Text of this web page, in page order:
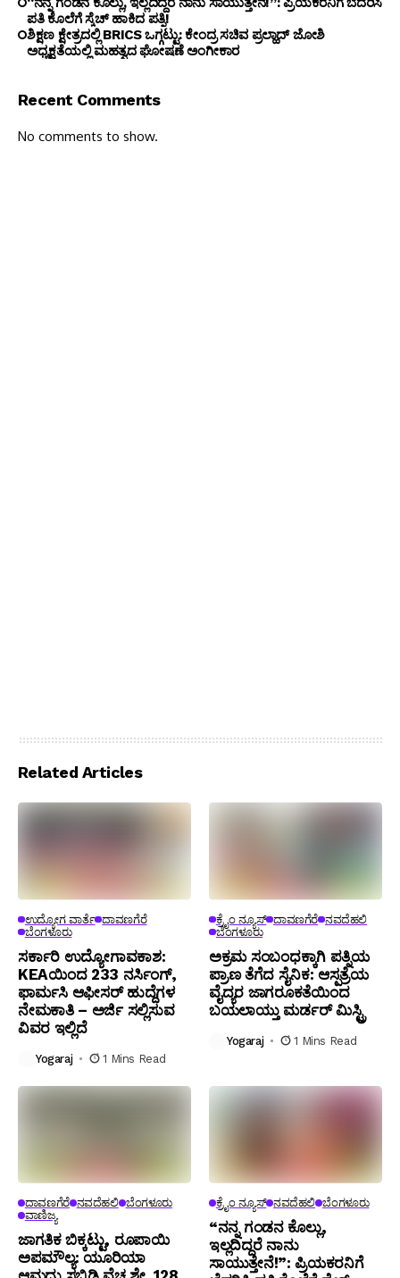
ಪತಿ ಕೊಲೆಗೆ ಸ್ಕೆಚ್ ಹಾಕಿದ ಪತ್ನಿ!
ಶಿಕ್ಷಣ ಕ್ಷೇತ್ರದಲ್ಲಿ BRICS ಒಗ್ಗಟ್ಟು: ಕೇಂದ್ರ ಸಚಿವ ಪ್ರಲ್ಹಾದ್ ಜೋಶಿ
ಅಧ್ಯಕ್ಷತೆಯಲ್ಲಿ ಮಹತ್ವದ ಘೋಷಣೆ ಅಂಗೀಕಾರ
Recent Comments
No comments to show.
Related Articles
ಉದ್ಯೋಗ ವಾರ್ತೆ ದಾವಣಗೆರೆ
ಬೆಂಗಳೂರು
ಸರ್ಕಾರಿ ಉದ್ಯೋಗಾವಕಾಶ:
KEAಯಿಂದ 233 ನರ್ಸಿಂಗ್,
ಫಾರ್ಮಸಿ ಆಫೀಸರ್ ಹುದ್ದೆಗಳ
ನೇಮಕಾತಿ – ಅರ್ಜಿ ಸಲ್ಲಿಸುವ
ವಿವರ ಇಲ್ಲಿದೆ
Yogaraj 1 Mins Read
ಕ್ರೈಂ ನ್ಯೂಸ್ ದಾವಣಗೆರೆ ನವದೆಹಲಿ
ಬೆಂಗಳೂರು
ಅಕ್ರಮ ಸಂಬಂಧಕ್ಕಾಗಿ ಪತ್ನಿಯ
ಪ್ರಾಣ ತೆಗೆದ ಸೈನಿಕ: ಆಸ್ಪತ್ರೆಯ
ವೈದ್ಯರ ಜಾಗರೂಕತೆಯಿಂದ
ಬಯಲಾಯ್ತು ಮರ್ಡರ್ ಮಿಸ್ಟ್ರಿ
Yogaraj 1 Mins Read
ದಾವಣಗೆರೆ ನವದೆಹಲಿ ಬೆಂಗಳೂರು
ವಾಣಿಜ್ಯ
ಜಾಗತಿಕ ಬಿಕ್ಕಟ್ಟು, ರೂಪಾಯಿ
ಅಪಮೌಲ್ಯ: ಯೂರಿಯಾ
ಕ್ರೈಂ ನ್ಯೂಸ್ ನವದೆಹಲಿ ಬೆಂಗಳೂರು
“ನನ್ನ ಗಂಡನ ಕೊಲ್ಲು,
ಇಲ್ಲದಿದ್ದರೆ ನಾನು
ಸಾಯುತ್ತೇನೆ!”: ಪ್ರಿಯಕರನಿಗೆ